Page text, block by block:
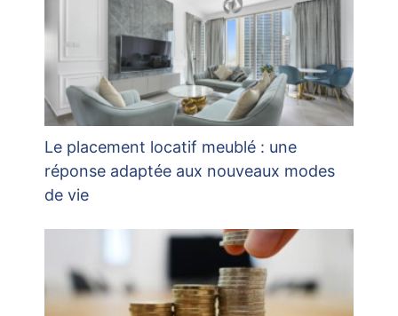
Le placement locatif meublé : une
réponse adaptée aux nouveaux modes
de vie